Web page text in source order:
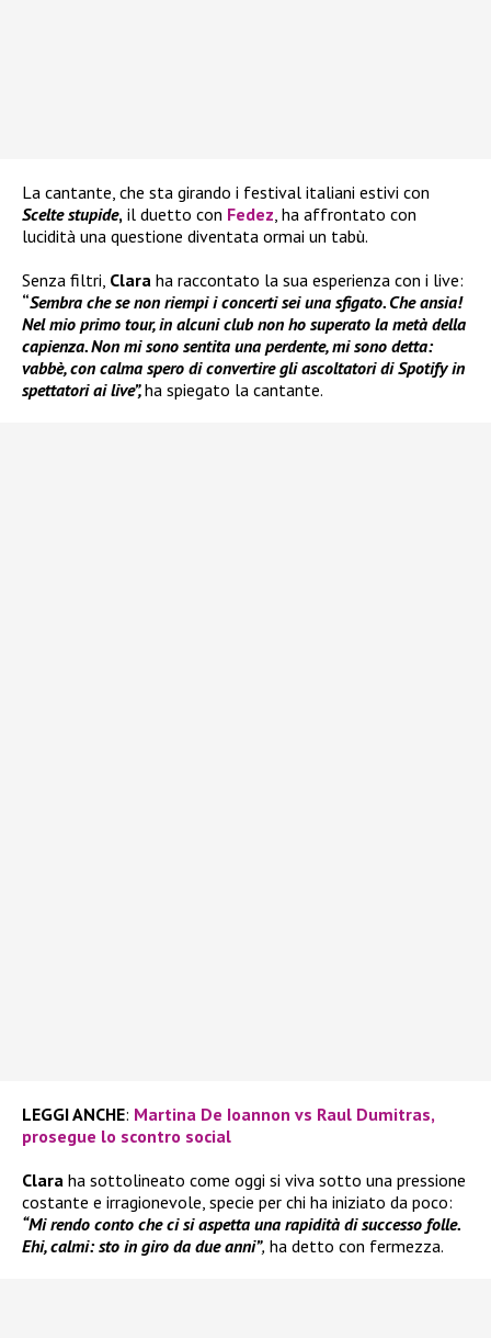
La cantante, che sta girando i festival italiani estivi con
Scelte stupide, il duetto con Fedez, ha affrontato con
lucidità una questione diventata ormai un tabù.
Senza filtri, Clara ha raccontato la sua esperienza con i live:
“Sembra che se non riempi i concerti sei una sfigato. Che ansia!
Nel mio primo tour, in alcuni club non ho superato la metà della
capienza. Non mi sono sentita una perdente, mi sono detta:
vabbè, con calma spero di convertire gli ascoltatori di Spotify in
spettatori ai live”,ha spiegato la cantante.
LEGGI ANCHE: Martina De Ioannon vs Raul Dumitras,
prosegue lo scontro social
Clara ha sottolineato come oggi si viva sotto una pressione
costante e irragionevole, specie per chi ha iniziato da poco:
“Mi rendo conto che ci si aspetta una rapidità di successo folle.
Ehi, calmi: sto in giro da due anni”, ha detto con fermezza.